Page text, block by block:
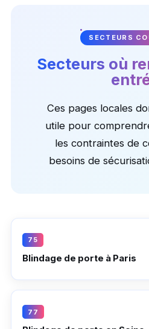
SECTEURS
Secteurs où
Ces pages locales
utile pour
les contraintes de
besoins de
75
Blindage de porte à Paris
77